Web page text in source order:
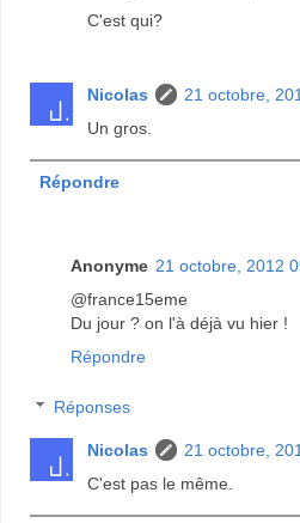
C'est qui?
Nicolas
21 octobre,
Un gros.
Répondre
Anonyme 21 octobre, 2012
@france15eme
Du jour ? on l'à déjà vu hier !
Répondre
Réponses
Nicolas
21 octobre,
C'est pas le même.